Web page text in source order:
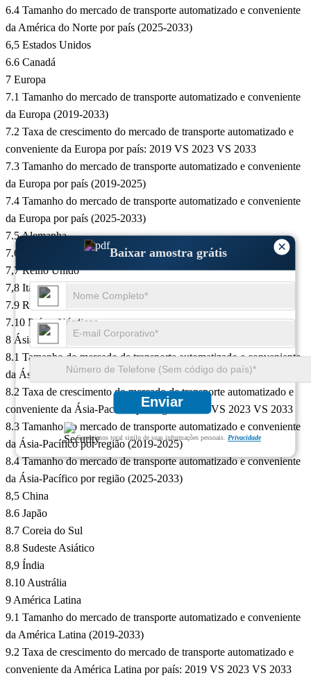
×
Baixar amostra grátis
Enviar
Garantimos total sigilo de suas informações pessoais. Privacidade
6.4 Tamanho do mercado de transporte automatizado e conveniente
da América do Norte por país (2025-2033)
6,5 Estados Unidos
6.6 Canadá
7 Europa
7.1 Tamanho do mercado de transporte automatizado e conveniente
da Europa (2019-2033)
7.2 Taxa de crescimento do mercado de transporte automatizado e
conveniente da Europa por país: 2019 VS 2023 VS 2033
7.3 Tamanho do mercado de transporte automatizado e conveniente
da Europa por país (2019-2025)
7.4 Tamanho do mercado de transporte automatizado e conveniente
da Europa por país (2025-2033)
7.5 Alemanha
7.6 França
7,7 Reino Unido
7,8 Itália
7.9 Rússia
7.10 Países Nórdicos
8 Ásia-Pacífico
8.1 Tamanho do mercado de transporte automatizado e conveniente
da Ásia-Pacífico (2019-2033)
8.2 Taxa de crescimento do mercado de transporte automatizado e
conveniente da Ásia-Pacífico por região: 2019 VS 2023 VS 2033
8.3 Tamanho do mercado de transporte automatizado e conveniente
da Ásia-Pacífico por região (2019-2025)
8.4 Tamanho do mercado de transporte automatizado e conveniente
da Ásia-Pacífico por região (2025-2033)
8,5 China
8.6 Japão
8.7 Coreia do Sul
8.8 Sudeste Asiático
8,9 Índia
8.10 Austrália
9 América Latina
9.1 Tamanho do mercado de transporte automatizado e conveniente
da América Latina (2019-2033)
9.2 Taxa de crescimento do mercado de transporte automatizado e
conveniente da América Latina por país: 2019 VS 2023 VS 2033